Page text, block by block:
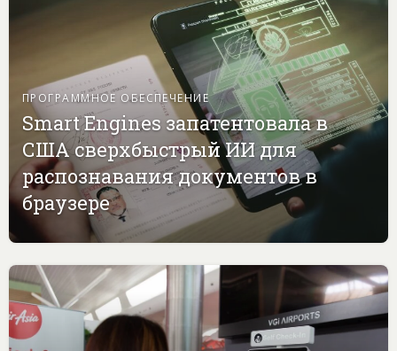
ПРОГРАММНОЕ ОБЕСПЕЧЕНИЕ
Smart Engines запатентовала в
США сверхбыстрый ИИ для
распознавания документов в
браузере